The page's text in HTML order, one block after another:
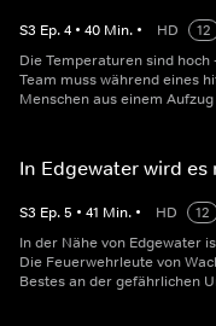
S3 Ep.4 • 40 Min. • HD
12
Die Temperaturen sind
Team muss während eines
Menschen aus einem
In Edgewater wird
S3 Ep.5 • 41 Min. • HD
12
In der Nähe von Edgewater
Die Feuerwehrleute von
Bestes an der gefährlichen